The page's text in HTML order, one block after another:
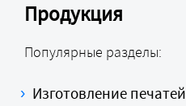
Продукция
Популярные разделы:
Изготовление печатей